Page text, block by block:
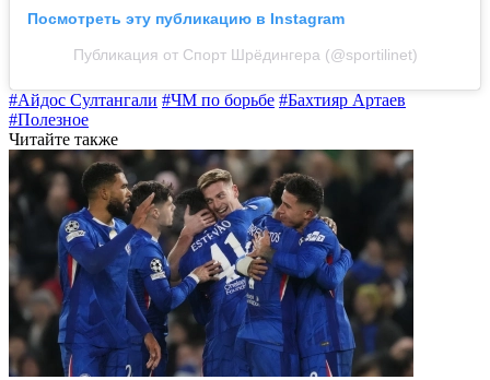
Посмотреть эту публикацию в Instagram
Публикация от Спорт Шрёдингера (@sportilinet)
#Айдос Султангали #ЧМ по борьбе #Бахтияр Артаев
#Полезное
Читайте также